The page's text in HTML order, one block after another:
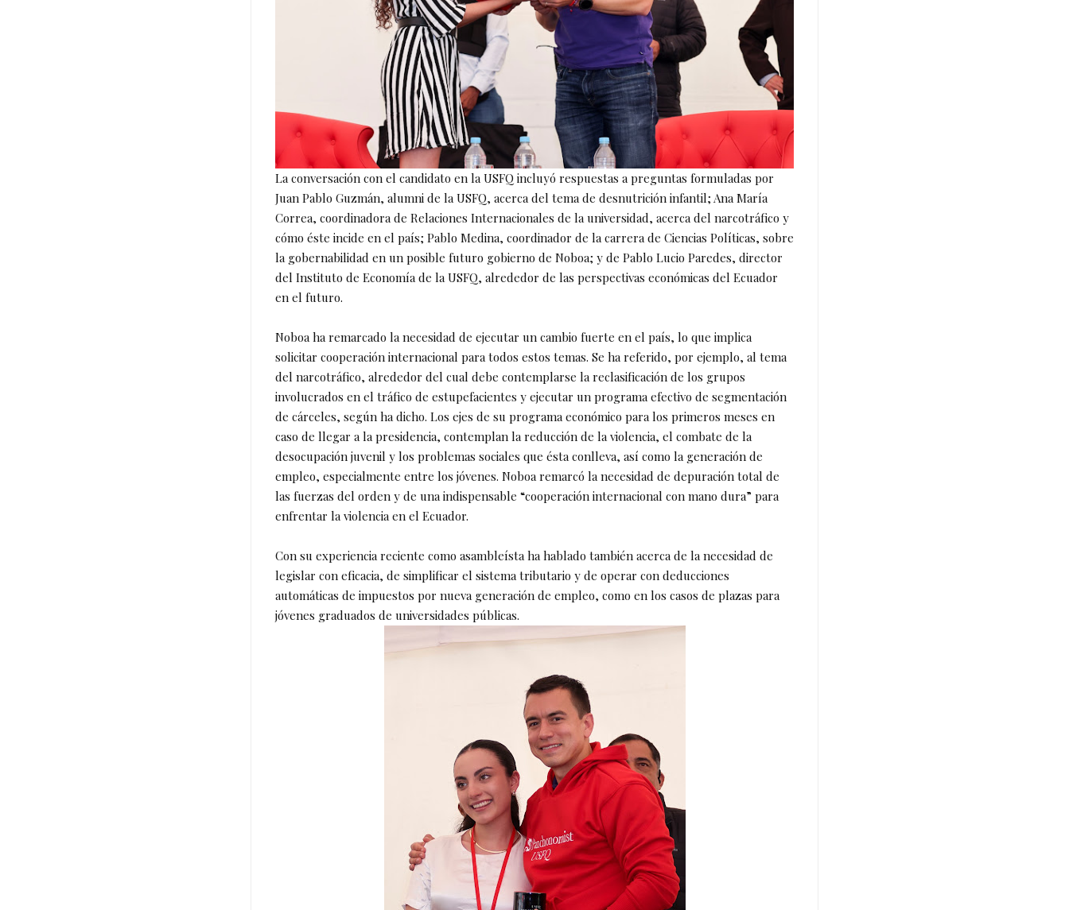
La conversación con el candidato en la USFQ incluyó respuestas a preguntas formuladas por
Juan Pablo Guzmán, alumni de la USFQ, acerca del tema de desnutrición infantil; Ana María
Correa, coordinadora de Relaciones Internacionales de la universidad, acerca del narcotráfico y
cómo éste incide en el país; Pablo Medina, coordinador de la carrera de Ciencias Políticas, sobre
la gobernabilidad en un posible futuro gobierno de Noboa; y de Pablo Lucio Paredes, director
del Instituto de Economía de la USFQ, alrededor de las perspectivas económicas del Ecuador
en el futuro.
Noboa ha remarcado la necesidad de ejecutar un cambio fuerte en el país, lo que implica
solicitar cooperación internacional para todos estos temas. Se ha referido, por ejemplo, al tema
del narcotráfico, alrededor del cual debe contemplarse la reclasificación de los grupos
involucrados en el tráfico de estupefacientes y ejecutar un programa efectivo de segmentación
de cárceles, según ha dicho. Los ejes de su programa económico para los primeros meses en
caso de llegar a la presidencia, contemplan la reducción de la violencia, el combate de la
desocupación juvenil y los problemas sociales que ésta conlleva, así como la generación de
empleo, especialmente entre los jóvenes. Noboa remarcó la necesidad de depuración total de
las fuerzas del orden y de una indispensable “cooperación internacional con mano dura” para
enfrentar la violencia en el Ecuador.
Con su experiencia reciente como asambleísta ha hablado también acerca de la necesidad de
legislar con eficacia, de simplificar el sistema tributario y de operar con deducciones
automáticas de impuestos por nueva generación de empleo, como en los casos de plazas para
jóvenes graduados de universidades públicas.